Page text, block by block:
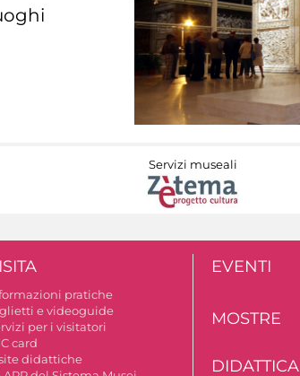
Servizi museali
pratiche
e videoguide
per i visitatori
card
didattiche
EVENTI
MOSTRE
DIDATTICA